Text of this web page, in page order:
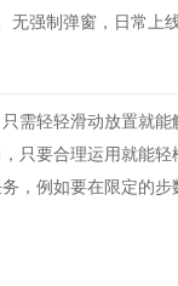
强制弹窗，日常上线
轻轻滑动放置就能
要合理运用就能轻
例如要在限定的步